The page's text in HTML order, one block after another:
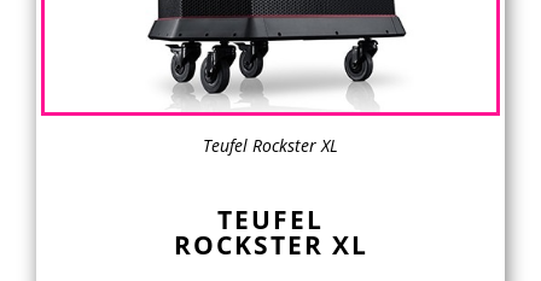
Teufel Rockster XL
TEUFEL
ROCKSTER XL